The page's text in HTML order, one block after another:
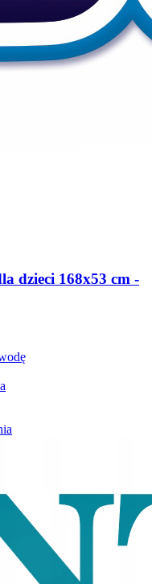
dzieci 168x53 cm -